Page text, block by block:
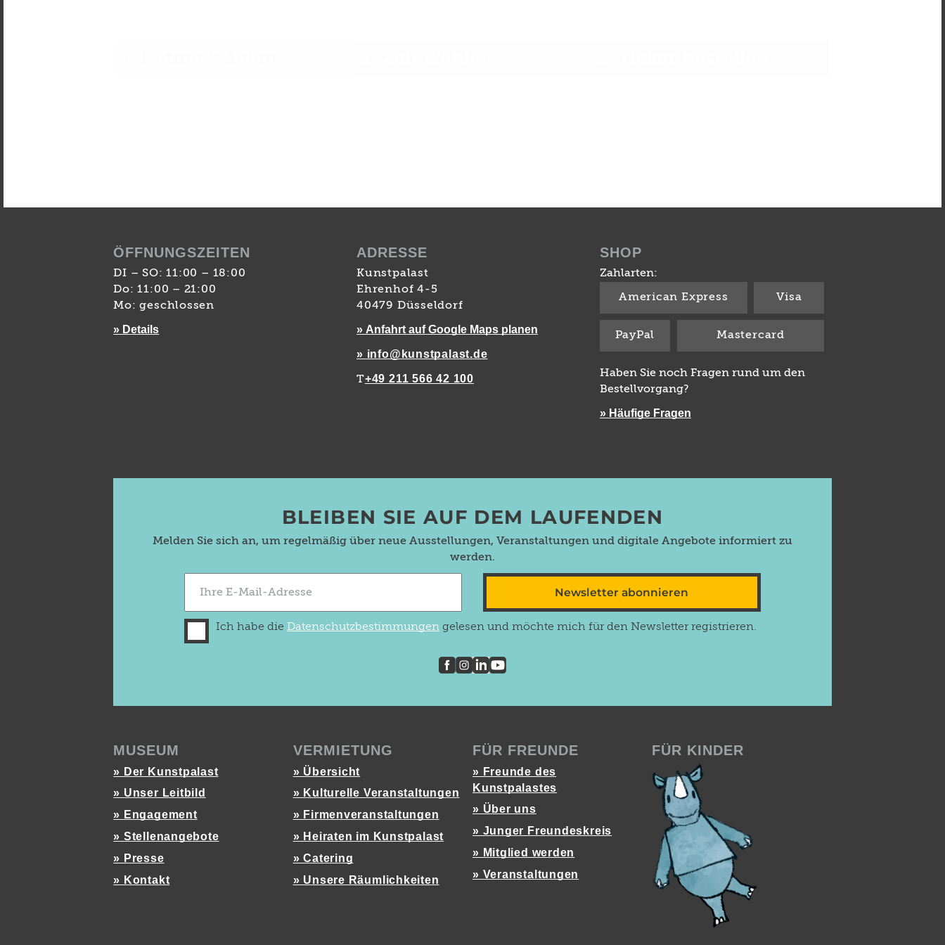
ÖFFNUNGSZEITEN
DI – SO: 11:00 – 18:00
Do: 11:00 – 21:00
Mo: geschlossen
» Details
ADRESSE
Kunstpalast
Ehrenhof 4-5
40479 Düsseldorf
» Anfahrt auf Google Maps planen
» info@kunstpalast.de
T+49 211 566 42 100
SHOP
Zahlarten:
American Express Visa
PayPal Mastercard
Haben Sie noch Fragen rund um den
Bestellvorgang?
» Häufige Fragen
BLEIBEN SIE AUF DEM LAUFENDEN
Melden Sie sich an, um regelmäßig über neue Ausstellungen, Veranstaltungen und digitale Angebote informiert zu
werden.
Ich habe die Datenschutzbestimmungen gelesen und möchte mich für den Newsletter registrieren.
Newsletter abonnieren
MUSEUM
» Der Kunstpalast
» Unser Leitbild
» Engagement
» Stellenangebote
» Presse
» Kontakt
VERMIETUNG
» Übersicht
» Kulturelle Veranstaltungen
» Firmenveranstaltungen
» Heiraten im Kunstpalast
» Catering
» Unsere Räumlichkeiten
FÜR FREUNDE
» Freunde des
Kunstpalastes
» Über uns
» Junger Freundeskreis
» Mitglied werden
» Veranstaltungen
FÜR KINDER